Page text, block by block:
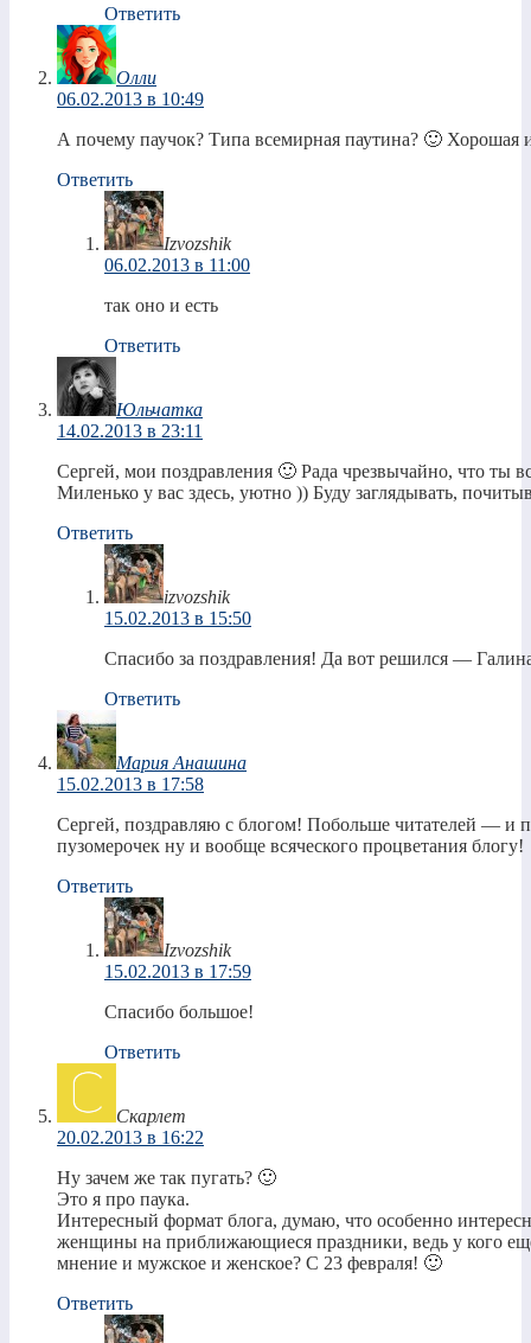
Ответить
Олли
06.02.2013 в 10:49
А почему паучок? Типа всемирная паутина? 🙂 Хорошая
Ответить
Izvozshik
06.02.2013 в 11:00
так оно и есть
Ответить
Юльчатка
14.02.2013 в 23:11
Сергей, мои поздравления 🙂 Рада чрезвычайно, что ты
Миленько у вас здесь, уютно )) Буду заглядывать,
Ответить
izvozshik
15.02.2013 в 15:50
Спасибо за поздравления! Да вот решился —
Ответить
Мария Анашина
15.02.2013 в 17:58
Сергей, поздравляю с блогом! Побольше читателей — и
пузомерочек ну и вообще всяческого процветания блогу!
Ответить
Izvozshik
15.02.2013 в 17:59
Спасибо большое!
Ответить
Скарлет
20.02.2013 в 16:22
Ну зачем же так пугать? 🙂
Это я про паука.
Интересный формат блога, думаю, что особенно
женщины на приближающиеся праздники, ведь у кого
мнение и мужское и женское? С 23 февраля! 🙂
Ответить